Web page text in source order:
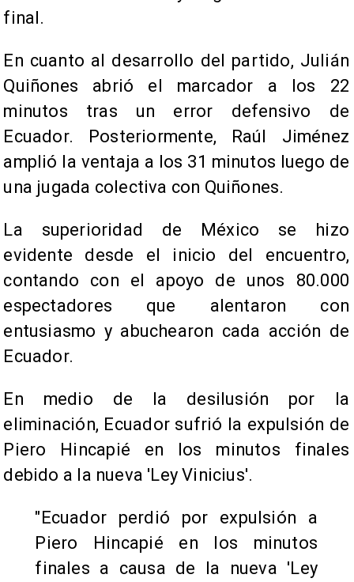
final.
En cuanto al desarrollo del partido, Julián
Quiñones abrió el marcador a los 22
minutos tras un error defensivo de
Ecuador. Posteriormente, Raúl Jiménez
amplió la ventaja a los 31 minutos luego de
una jugada colectiva con Quiñones.
La superioridad de México se hizo
evidente desde el inicio del encuentro,
contando con el apoyo de unos 80.000
espectadores que alentaron con
entusiasmo y abuchearon cada acción de
Ecuador.
En medio de la desilusión por la
eliminación, Ecuador sufrió la expulsión de
Piero Hincapié en los minutos finales
debido a la nueva 'Ley Vinicius'.
"Ecuador perdió por expulsión a
Piero Hincapié en los minutos
finales a causa de la nueva 'Ley